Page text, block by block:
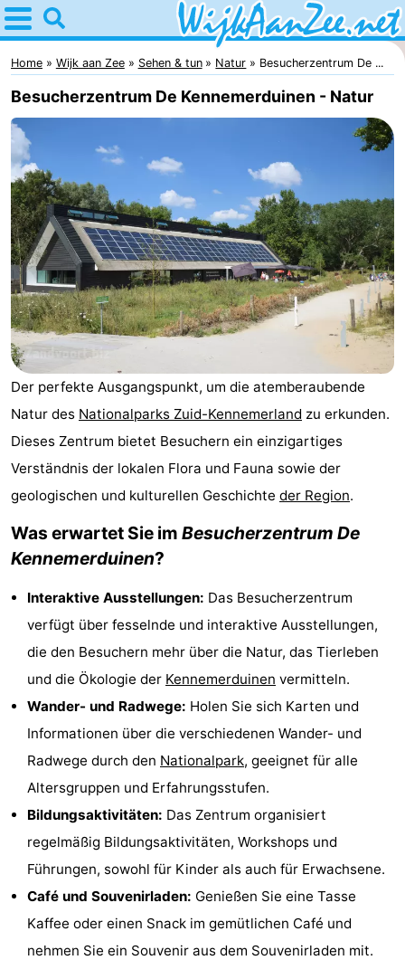
Home
Wijk
aan
Zee
Tipps
Für
kindern
Übernachten
Appartements
Campingplätze
Ferienhäuser
Hotels
Lastminutes
Sehen
&
tun
-
Museen
-
Aussichtspunkte
Attraktionen
Spielplätze
Indoor-
Spielplätze
Wellness-
Zentren
Dörfer
Städte
Natur
Sport
Schwimmbader
Radfahren
Home Wijk aan Zee Sehen & tun Natur Besucherzentrum De ...
Besucherzentrum De Kennemerduinen - Natur
Der perfekte Ausgangspunkt, um die atemberaubende
Natur des Nationalparks Zuid-Kennemerland zu erkunden.
Dieses Zentrum bietet Besuchern ein einzigartiges
Verständnis der lokalen Flora und Fauna sowie der
geologischen und kulturellen Geschichte der Region.
Was erwartet Sie im Besucherzentrum De
Kennemerduinen?
Interaktive Ausstellungen: Das Besucherzentrum
verfügt über fesselnde und interaktive Ausstellungen,
die den Besuchern mehr über die Natur, das Tierleben
und die Ökologie der Kennemerduinen vermitteln.
Wander- und Radwege: Holen Sie sich Karten und
Informationen über die verschiedenen Wander- und
Radwege durch den Nationalpark, geeignet für alle
Altersgruppen und Erfahrungsstufen.
Bildungsaktivitäten: Das Zentrum organisiert
regelmäßig Bildungsaktivitäten, Workshops und
Führungen, sowohl für Kinder als auch für Erwachsene.
Café und Souvenirladen: Genießen Sie eine Tasse
Kaffee oder einen Snack im gemütlichen Café und
nehmen Sie ein Souvenir aus dem Souvenirladen mit.